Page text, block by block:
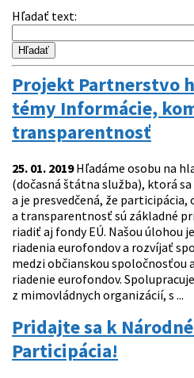
Hľadať text:
Projekt Partnerstvo
témy Informácie,
transparentnosť
25. 01. 2019Hľadáme osobu na
(dočasná štátna služba), ktorá
a je presvedčená, že
a transparentnosť sú základné
riadiť aj fondy EÚ. Našou úlohou
riadenia eurofondov a rozvíjať
medzi občianskou spoločnosťou
riadenie eurofondov.
z mimovládnych organizácií, s ...
Pridajte sa k
Participácia!